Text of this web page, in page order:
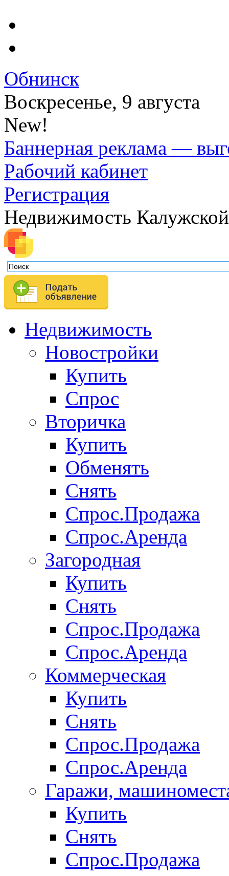
Обнинск
Воскресенье, 9 августа
New!
Баннерная реклама —
Рабочий кабинет
Регистрация
Недвижимость
Недвижимость
Новостройки
Купить
Спрос
Вторичка
Купить
Обменять
Снять
Спрос.Продажа
Спрос.Аренда
Загородная
Купить
Снять
Спрос.Продажа
Спрос.Аренда
Коммерческая
Купить
Снять
Спрос.Продажа
Спрос.Аренда
Гаражи,
Купить
Снять
Спрос.Продажа